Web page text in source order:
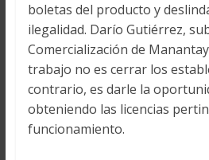
boletas del producto y
ilegalidad. Darío Gutiérrez,
Comercialización de
trabajo no es cerrar los
contrario, es darle la
obteniendo las licencias
funcionamiento.